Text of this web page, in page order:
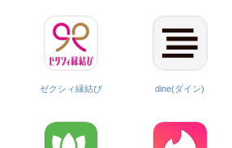
ゼクシィ縁結び dine(ダイン)